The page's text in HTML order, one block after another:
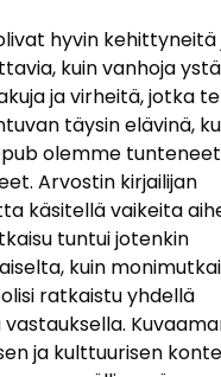
hyvin kehittyneitä
kuin vanhoja
ja virheitä, jotka
täysin elävinä,
olemme
Arvostin kirjailijan
käsitellä vaikeita
tuntui jotenkin
kuin
ratkaistu yhdellä
ja kulttuurisen